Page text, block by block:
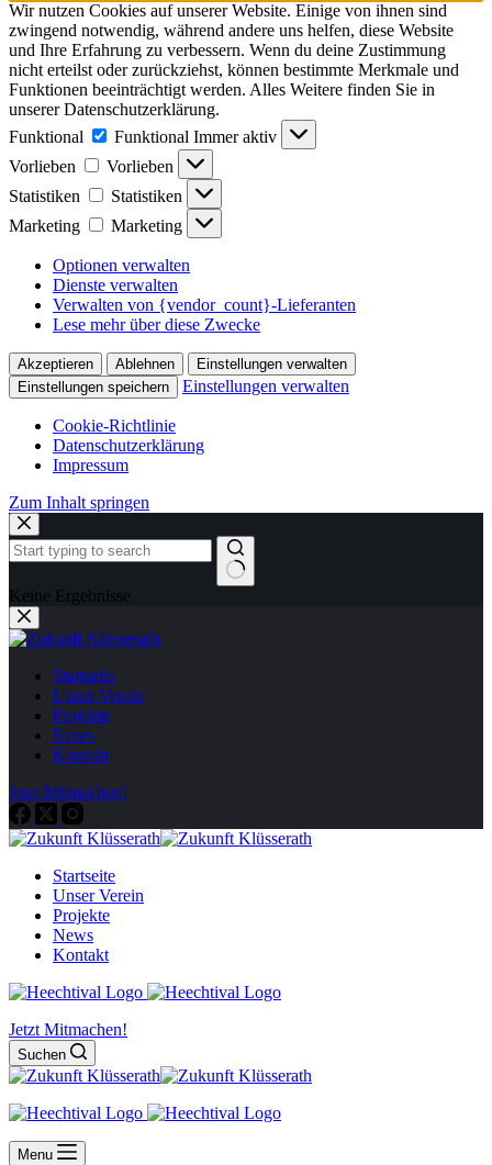
Wir nutzen Cookies auf unserer Website. Einige von ihnen sind
zwingend notwendig, während andere uns helfen, diese Website
und Ihre Erfahrung zu verbessern. Wenn du deine Zustimmung
nicht erteilst oder zurückziehst, können bestimmte Merkmale und
Funktionen beeinträchtigt werden. Alles Weitere finden Sie in
unserer Datenschutzerklärung.
Funktional
Funktional Immer aktiv
Vorlieben
Vorlieben
Statistiken
Statistiken
Marketing
Marketing
Optionen verwalten
Dienste verwalten
Verwalten von {vendor_count}-Lieferanten
Lese mehr über diese Zwecke
Akzeptieren Ablehnen
Einstellungen verwalten
Einstellungen speichern
Einstellungen verwalten
Cookie-Richtlinie
Datenschutzerklärung
Impressum
Zum Inhalt springen
Keine Ergebnisse
Startseite
Unser Verein
Projekte
News
Kontakt
Jetzt Mitmachen!
Startseite
Unser Verein
Projekte
News
Kontakt
Jetzt Mitmachen!
Suchen
Menu